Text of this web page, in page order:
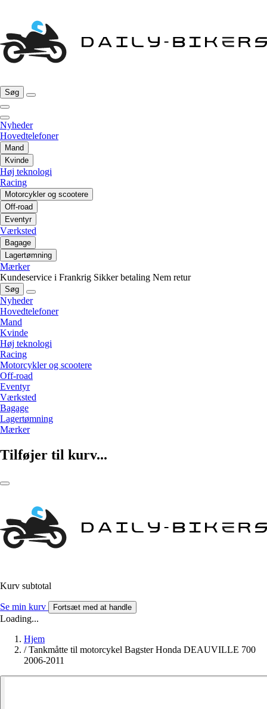
Søg
Nyheder
Hovedtelefoner
Mand
Kvinde
Høj teknologi
Racing
Motorcykler og scootere
Off-road
Eventyr
Værksted
Bagage
Lagertømning
Mærker
Kundeservice i Frankrig Sikker betaling Nem retur
Søg
Nyheder
Hovedtelefoner
Mand
Kvinde
Høj teknologi
Racing
Motorcykler og scootere
Off-road
Eventyr
Værksted
Bagage
Lagertømning
Mærker
Tilføjer til kurv...
Kurv subtotal
Se min kurv Fortsæt med at handle
Loading...
Hjem
/ Tankmåtte til motorcykel Bagster Honda DEAUVILLE 700
2006-2011